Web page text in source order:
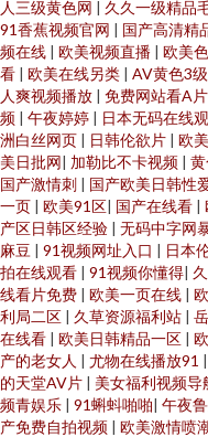
人三级黄色网 | 久久一级精品
91香蕉视频官网 | 国产高清精
频在线 | 欧美视频直播 | 欧美
看 | 欧美在线另类 | AV黄色3
人爽视频播放 | 免费网站看A片
频 | 午夜婷婷 | 日本无码在线
洲白丝网页 | 日韩伦欲片 | 欧
美日批网| 加勒比不卡视频 |
国产激情刺 | 国产欧美日韩性
一页 | 欧美91区| 国产在线看 |
产区日韩区经验 | 无码中字网
麻豆 | 91视频网址入口 | 日本
拍在线观看 | 91视频你懂得|
线看片免费 | 欧美一页在线 |
利局二区 | 久草资源福利站 |
在线看 | 欧美日韩精品一区 |
产的老女人 | 尤物在线播放91 |
的天堂AV片 | 美女福利视频导
频青娱乐 | 91蝌蚪啪啪| 午夜
产免费自拍视频 | 欧美激情喷